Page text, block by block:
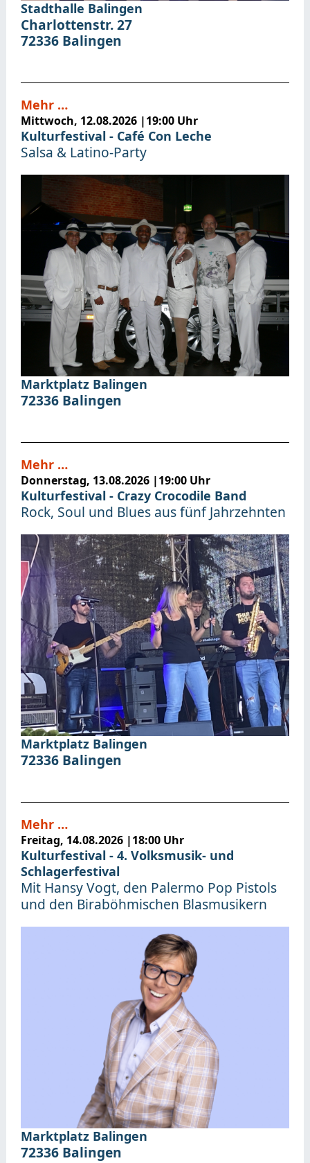
Stadthalle Balingen
Charlottenstr. 27
72336 Balingen
Mittwoch, 12.08.2026 |19:00 Uhr
Kulturfestival - Café Con Leche
Salsa & Latino-Party
Marktplatz Balingen
72336 Balingen
Mehr …
Donnerstag, 13.08.2026 |19:00 Uhr
Kulturfestival - Crazy Crocodile Band
Rock, Soul und Blues aus fünf Jahrzehnten
Marktplatz Balingen
72336 Balingen
Mehr …
Freitag, 14.08.2026 |18:00 Uhr
Kulturfestival - 4. Volksmusik- und
Schlagerfestival
Mit Hansy Vogt, den Palermo Pop Pistols
und den Biraböhmischen Blasmusikern
Marktplatz Balingen
72336 Balingen
Mehr …